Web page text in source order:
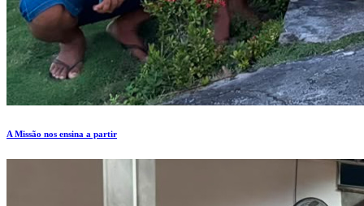
A Missão nos ensina a partir